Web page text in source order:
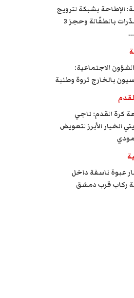
الإطاحة بشبكة لترويج
المخدّرات بالطفّالة وحجز 3
الاجتماعية:
بالخارج ثروة وطنية
كرة القدم: ناجي
الخيار الأبرز لتعويض
عبوة ناسفة داخل
ركاب قرب دمشق